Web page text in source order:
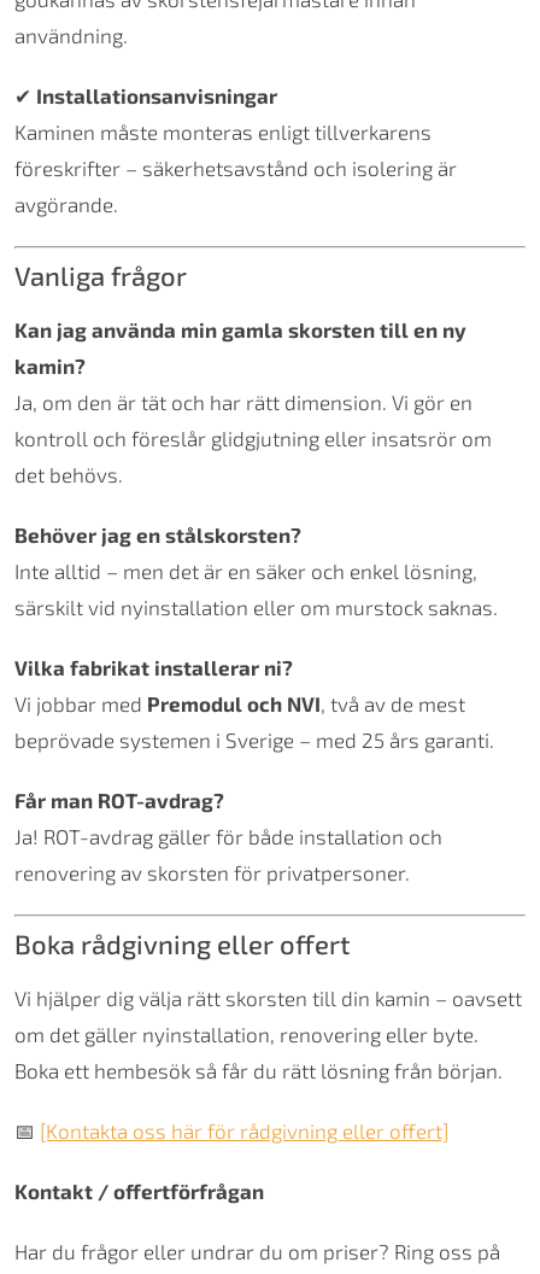
användning.
✔ Installationsanvisningar
Kaminen måste monteras enligt tillverkarens
föreskrifter – säkerhetsavstånd och isolering är
avgörande.
Vanliga frågor
Kan jag använda min gamla skorsten till en ny
kamin?
Ja, om den är tät och har rätt dimension. Vi gör en
kontroll och föreslår glidgjutning eller insatsrör om
det behövs.
Behöver jag en stålskorsten?
Inte alltid – men det är en säker och enkel lösning,
särskilt vid nyinstallation eller om murstock saknas.
Vilka fabrikat installerar ni?
Vi jobbar med Premodul och NVI, två av de mest
beprövade systemen i Sverige – med 25 års garanti.
Får man ROT-avdrag?
Ja! ROT-avdrag gäller för både installation och
renovering av skorsten för privatpersoner.
Boka rådgivning eller offert
Vi hjälper dig välja rätt skorsten till din kamin – oavsett
om det gäller nyinstallation, renovering eller byte.
Boka ett hembesök så får du rätt lösning från början.
📅 [Kontakta oss här för rådgivning eller offert]
Kontakt / offertförfrågan
Har du frågor eller undrar du om priser? Ring oss på